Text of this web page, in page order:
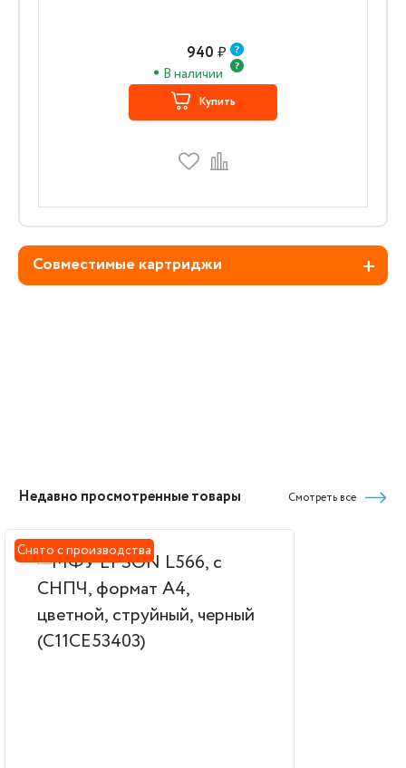
940 ₽
В наличии
Купить
Совместимые картриджи
Недавно просмотренные товары Смотреть все
Снято с производства